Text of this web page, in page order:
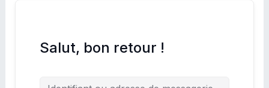
Salut, bon retour !